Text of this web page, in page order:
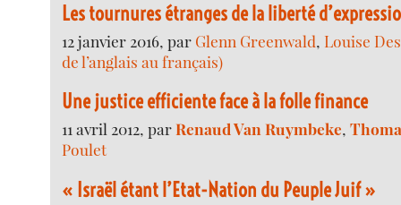
Les tournures étranges de la liberté
12 janvier 2016, par Glenn Greenwald,Louise
de l’anglais au français)
Une justice efficiente face à la folle finance
11 avril 2012, parRenaud Van Ruymbeke,
Poulet
« Israël étant l’Etat-Nation du Peuple Juif »